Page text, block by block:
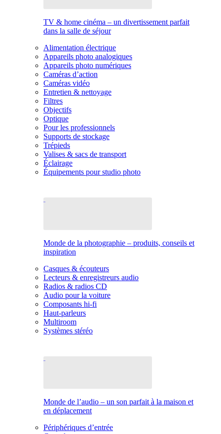
TV & home cinéma – un divertissement parfait
dans la salle de séjour
Alimentation électrique
Appareils photo analogiques
Appareils photo numériques
Caméras d’action
Caméras vidéo
Entretien & nettoyage
Filtres
Objectifs
Optique
Pour les professionnels
Supports de stockage
Trépieds
Valises & sacs de transport
Éclairage
Équipements pour studio photo
Monde de la photographie – produits, conseils et
inspiration
Casques & écouteurs
Lecteurs & enregistreurs audio
Radios & radios CD
Audio pour la voiture
Composants hi-fi
Haut-parleurs
Multiroom
Systèmes stéréo
Monde de l’audio – un son parfait à la maison et
en déplacement
Périphériques d’entrée